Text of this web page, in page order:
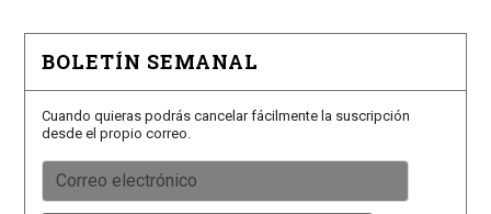
BOLETÍN SEMANAL
Cuando quieras podrás cancelar fácilmente la suscripción
desde el propio correo.